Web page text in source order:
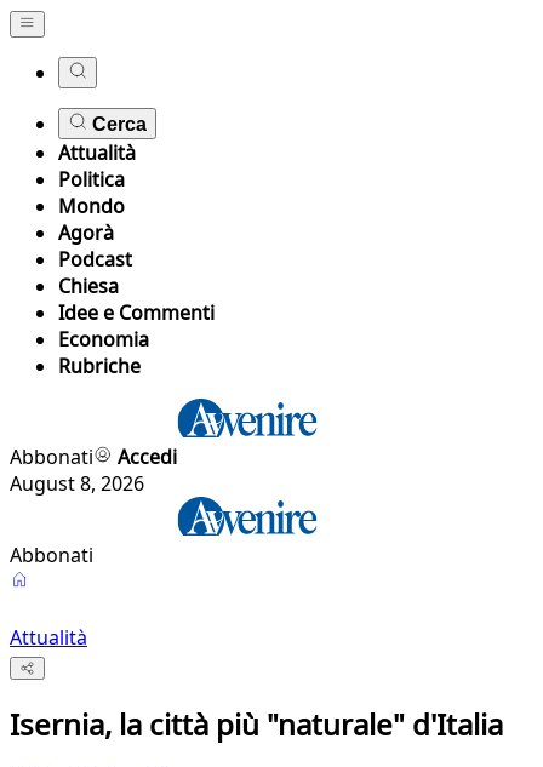
Cerca
Attualità
Politica
Mondo
Agorà
Podcast
Chiesa
Idee e Commenti
Economia
Rubriche
Abbonati
Accedi
August 8, 2026
Abbonati
Attualità
Isernia, la città più "naturale" d'Italia